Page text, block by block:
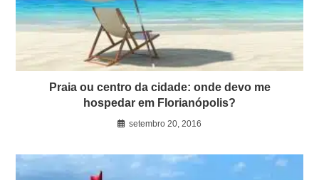
Praia ou centro da cidade: onde devo me
hospedar em Florianópolis?
setembro 20, 2016